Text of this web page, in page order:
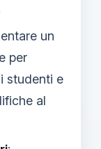
un
per
studenti e
al